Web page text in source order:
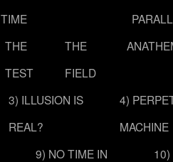
TIME
THE
TEST
THE
FIELD
3) ILLUSION IS
REAL?
4)
MACHINE
9) NO TIME IN